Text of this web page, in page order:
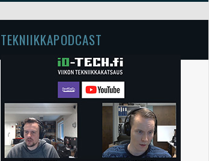
TEKNIIKKAPODCAST